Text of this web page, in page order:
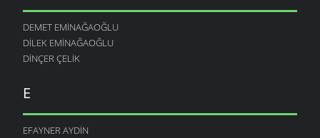
DEMET EMINAĞAOĞLU
DILEK EMINAĞAOĞLU
DINÇER ÇELIK
E
EFAYNER AYDIN